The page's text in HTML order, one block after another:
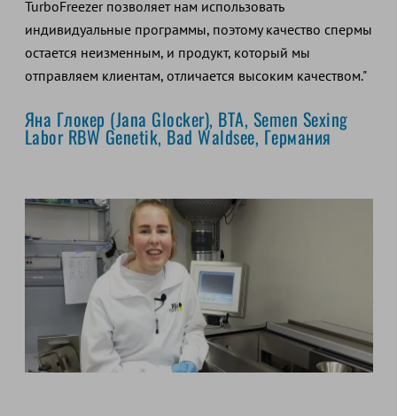
TurboFreezer позволяет нам использовать
индивидуальные программы, поэтому качество спермы
остается неизменным, и продукт, который мы
отправляем клиентам, отличается высоким качеством."
Яна Глокер (Jana Glocker), BTA, Semen Sexing
Labor RBW Genetik, Bad Waldsee, Германия